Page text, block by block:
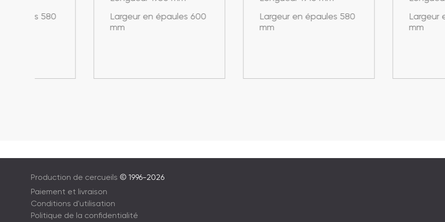
Largeur en épaules 600
Largeur en épaules 580
Largeur en épaules
Production de cercueils © 1996-2026
Paiement et livraison
Conditions d'utilisation
Politique de la confidentialité